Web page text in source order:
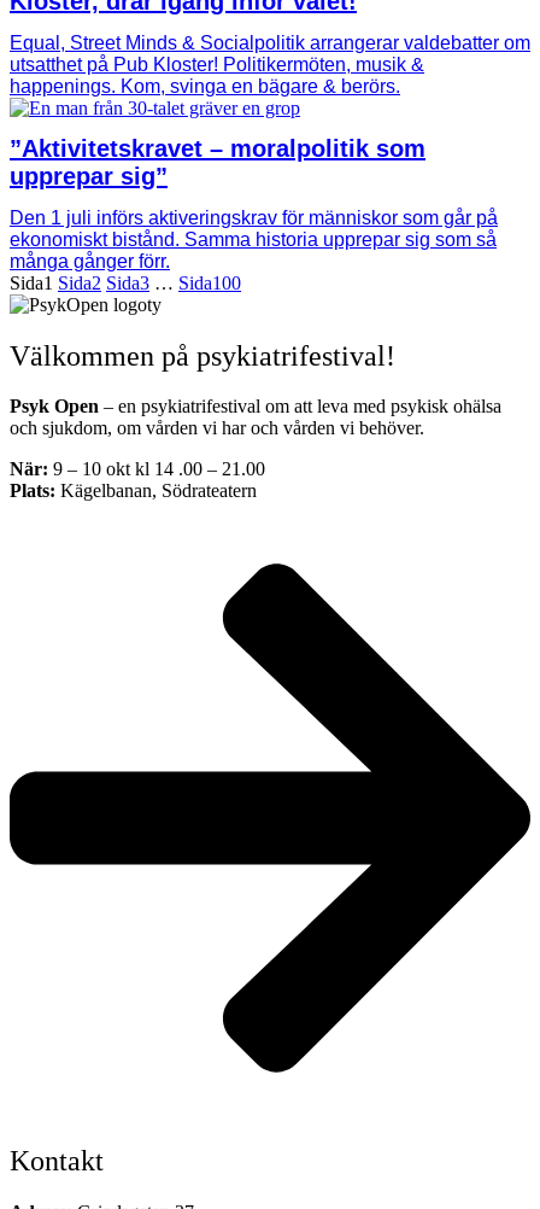
Equal, Street Minds & Socialpolitik arrangerar valdebatter om
utsatthet på Pub Kloster! Politikermöten, musik &
happenings. Kom, svinga en bägare & berörs.
”Aktivitetskravet – moralpolitik som
upprepar sig”
Den 1 juli införs aktiveringskrav för människor som går på
ekonomiskt bistånd. Samma historia upprepar sig som så
många gånger förr.
Sida1 Sida2 Sida3 … Sida100
Välkommen på psykiatrifestival!
Psyk Open – en psykiatrifestival om att leva med psykisk ohälsa
och sjukdom, om vården vi har och vården vi behöver.
När: 9 – 10 okt kl 14 .00 – 21.00
Plats: Kägelbanan, Södrateatern
Kontakt